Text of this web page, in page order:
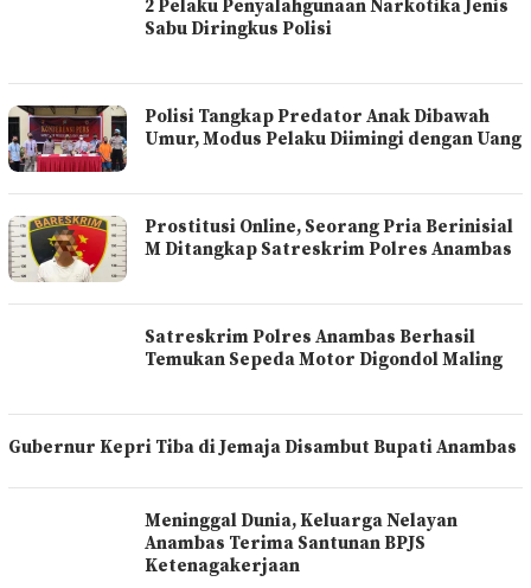
2 Pelaku Penyalahgunaan Narkotika Jenis
Sabu Diringkus Polisi
Polisi Tangkap Predator Anak Dibawah
Umur, Modus Pelaku Diimingi dengan Uang
Prostitusi Online, Seorang Pria Berinisial
M Ditangkap Satreskrim Polres Anambas
Satreskrim Polres Anambas Berhasil
Temukan Sepeda Motor Digondol Maling
Gubernur Kepri Tiba di Jemaja Disambut Bupati Anambas
Meninggal Dunia, Keluarga Nelayan
Anambas Terima Santunan BPJS
Ketenagakerjaan